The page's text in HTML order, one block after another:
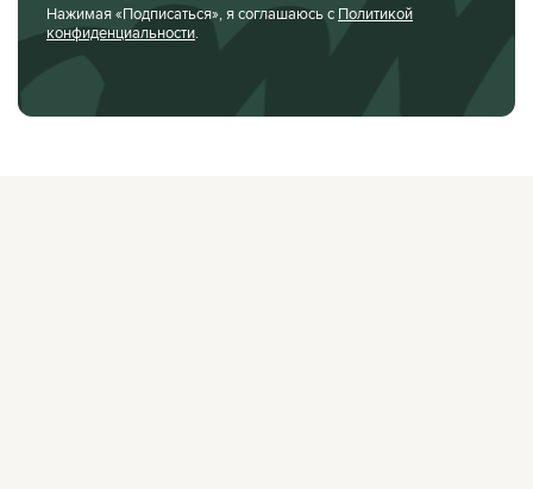
Нажимая «Подписаться», я соглашаюсь с Политикой
конфиденциальности.